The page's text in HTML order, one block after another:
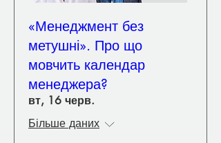
«Менеджмент без
метушні». Про що
мовчить календар
менеджера?
вт, 16 черв.
Більше даних